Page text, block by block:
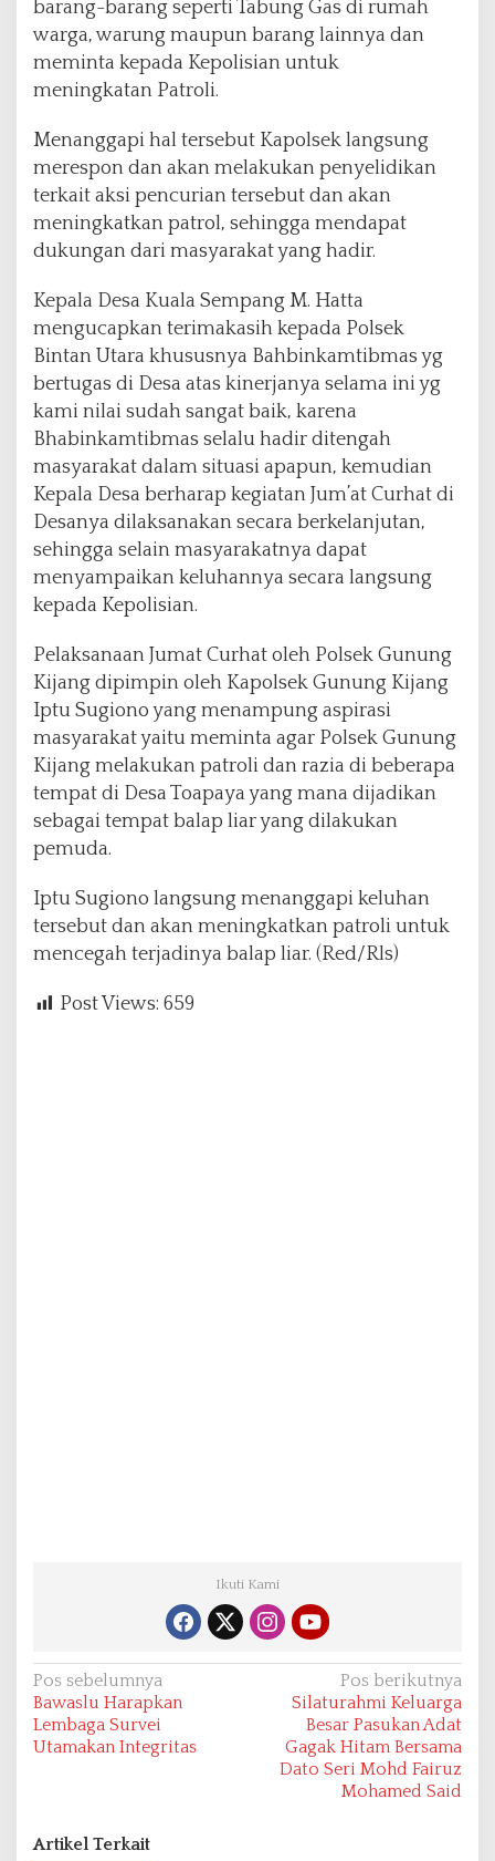
barang-barang seperti Tabung Gas di rumah
warga, warung maupun barang lainnya dan
meminta kepada Kepolisian untuk
meningkatan Patroli.
Menanggapi hal tersebut Kapolsek langsung
merespon dan akan melakukan penyelidikan
terkait aksi pencurian tersebut dan akan
meningkatkan patrol, sehingga mendapat
dukungan dari masyarakat yang hadir.
Kepala Desa Kuala Sempang M. Hatta
mengucapkan terimakasih kepada Polsek
Bintan Utara khususnya Bahbinkamtibmas yg
bertugas di Desa atas kinerjanya selama ini yg
kami nilai sudah sangat baik, karena
Bhabinkamtibmas selalu hadir ditengah
masyarakat dalam situasi apapun, kemudian
Kepala Desa berharap kegiatan Jum’at Curhat di
Desanya dilaksanakan secara berkelanjutan,
sehingga selain masyarakatnya dapat
menyampaikan keluhannya secara langsung
kepada Kepolisian.
Pelaksanaan Jumat Curhat oleh Polsek Gunung
Kijang dipimpin oleh Kapolsek Gunung Kijang
Iptu Sugiono yang menampung aspirasi
masyarakat yaitu meminta agar Polsek Gunung
Kijang melakukan patroli dan razia di beberapa
tempat di Desa Toapaya yang mana dijadikan
sebagai tempat balap liar yang dilakukan
pemuda.
Iptu Sugiono langsung menanggapi keluhan
tersebut dan akan meningkatkan patroli untuk
mencegah terjadinya balap liar. (Red/Rls)
Post Views: 659
Ikuti Kami
N
a
v
a
Pos sebelumnya
Bawaslu Harapkan
Lembaga Survei
Utamakan Integritas
Pos berikutnya
Silaturahmi Keluarga
Besar Pasukan Adat
Gagak Hitam Bersama
Dato Seri Mohd Fairuz
Mohamed Said
Artikel Terkait